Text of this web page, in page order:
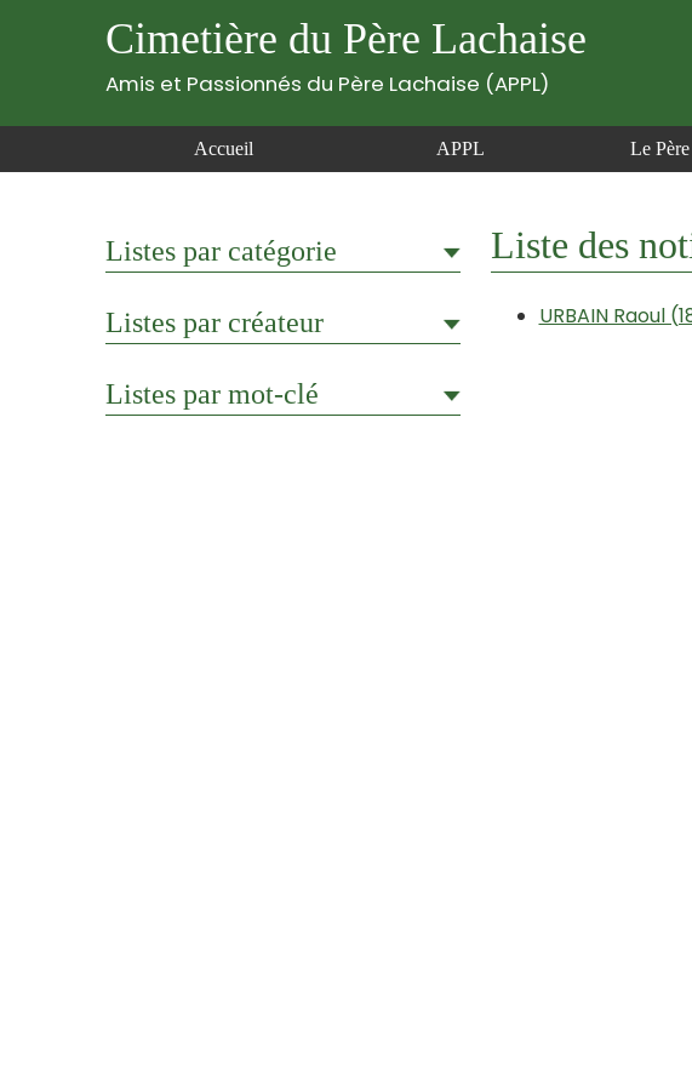
Cimetière du Père Lachaise
Amis et Passionnés du Père Lachaise (APPL)
Accueil APPL Le
Listes par catégorie
Listes par créateur
Listes par mot-clé
Liste des
URBAIN Raoul